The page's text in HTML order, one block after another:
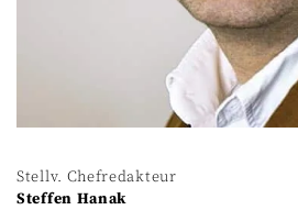
Stellv. Chefredakteur
Steffen Hanak